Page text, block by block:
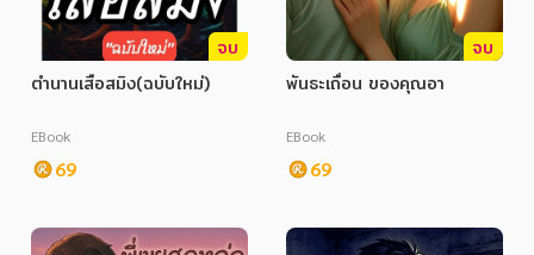
จบ
ตำนานเสือสมิง(ฉบับใหม่)
EBook
69
จบ
พันธะเถื่อน ของคุณอา
EBook
69